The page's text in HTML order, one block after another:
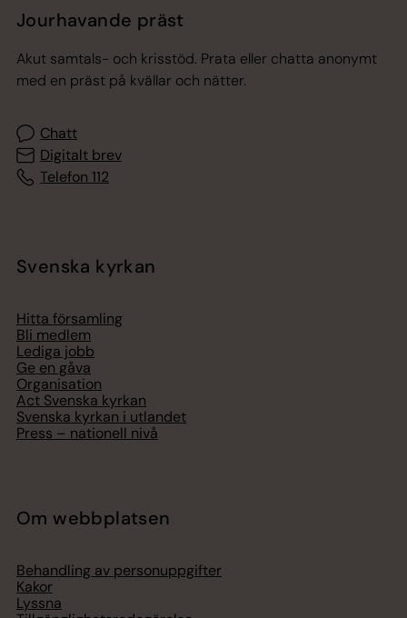
Jourhavande präst
Akut samtals- och krisstöd. Prata eller chatta anonymt
med en präst på kvällar och nätter.
Chatt
Digitalt brev
Telefon 112
Svenska kyrkan
Hitta församling
Bli medlem
Lediga jobb
Ge en gåva
Organisation
Act Svenska kyrkan
Svenska kyrkan i utlandet
Press – nationell nivå
Om webbplatsen
Behandling av personuppgifter
Kakor
Lyssna